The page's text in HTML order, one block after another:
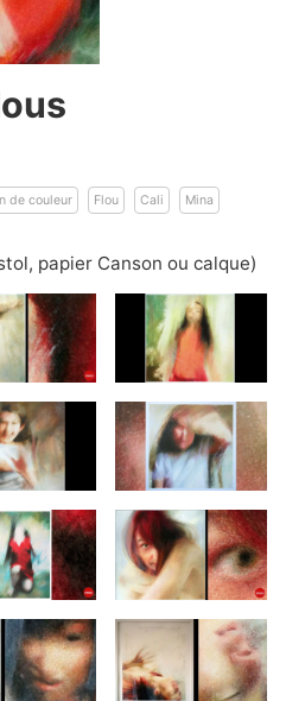
de couleur Flou Cali Mina
papier Canson ou calque)